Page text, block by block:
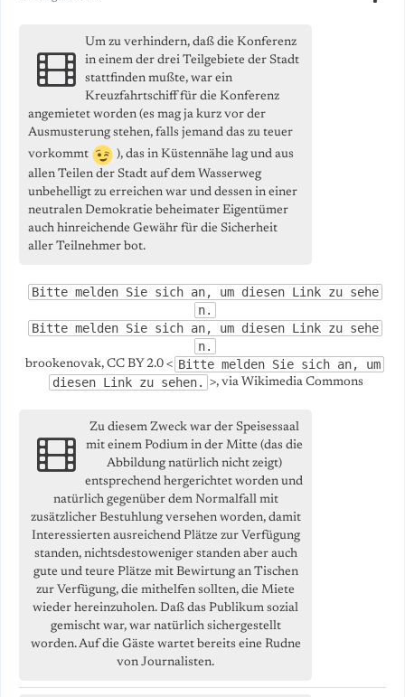
Um zu verhindern, daß die Konferenz
in einem der drei Teilgebiete der Stadt
stattfinden mußte, war ein
Kreuzfahrtschiff für die Konferenz
angemietet worden (es mag ja kurz vor der
Ausmusterung stehen, falls jemand das zu teuer
vorkommt
), das in Küstennähe lag und aus
allen Teilen der Stadt auf dem Wasserweg
unbehelligt zu erreichen war und dessen in einer
neutralen Demokratie beheimater Eigentümer
auch hinreichende Gewähr für die Sicherheit
aller Teilnehmer bot.
Bitte melden Sie sich an, um diesen Link zu sehe
n.
Bitte melden Sie sich an, um diesen Link zu sehe
n.
brookenovak, CC BY 2.0 < Bitte melden Sie sich an, um
diesen Link zu sehen.
>, via Wikimedia Commons
Zu diesem Zweck war der Speisessaal
mit einem Podium in der Mitte (das die
Abbildung natürlich nicht zeigt)
entsprechend hergerichtet worden und
natürlich gegenüber dem Normalfall mit
zusätzlicher Bestuhlung versehen worden, damit
Interessierten ausreichend Plätze zur Verfügung
standen, nichtsdestoweniger standen aber auch
gute und teure Plätze mit Bewirtung an Tischen
zur Verfügung, die mithelfen sollten, die Miete
wieder hereinzuholen. Daß das Publikum sozial
gemischt war, war natürlich sichergestellt
worden. Auf die Gäste wartet bereits eine Rudne
von Journalisten.